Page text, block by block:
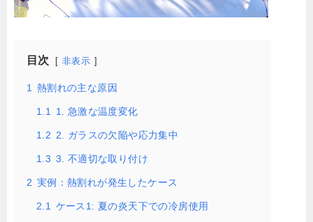
目次 非表示
1 熱割れの主な原因
1.1 1. 急激な温度変化
1.2 2. ガラスの欠陥や応力集中
1.3 3. 不適切な取り付け
2 実例：熱割れが発生したケース
2.1 ケース1: 夏の炎天下での冷房使用